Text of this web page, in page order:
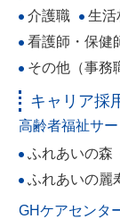
介護職 生活
看護師・保健
その他（事務
キャリア採
高齢者福祉サー
ふれあいの森
ふれあいの麗
GHケアセンタ